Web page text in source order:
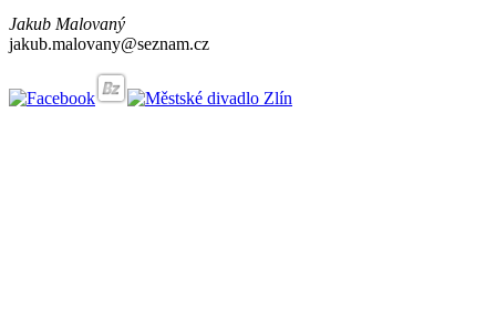
Jakub Malovaný
jakub.malovany@seznam.cz